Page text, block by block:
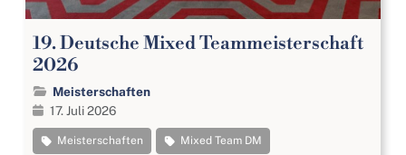
19. Deutsche Mixed Teammeisterschaft
2026
Meisterschaften
17. Juli 2026
Meisterschaften Mixed Team DM